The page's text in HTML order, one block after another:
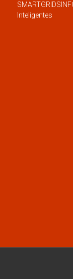
Inteligentes